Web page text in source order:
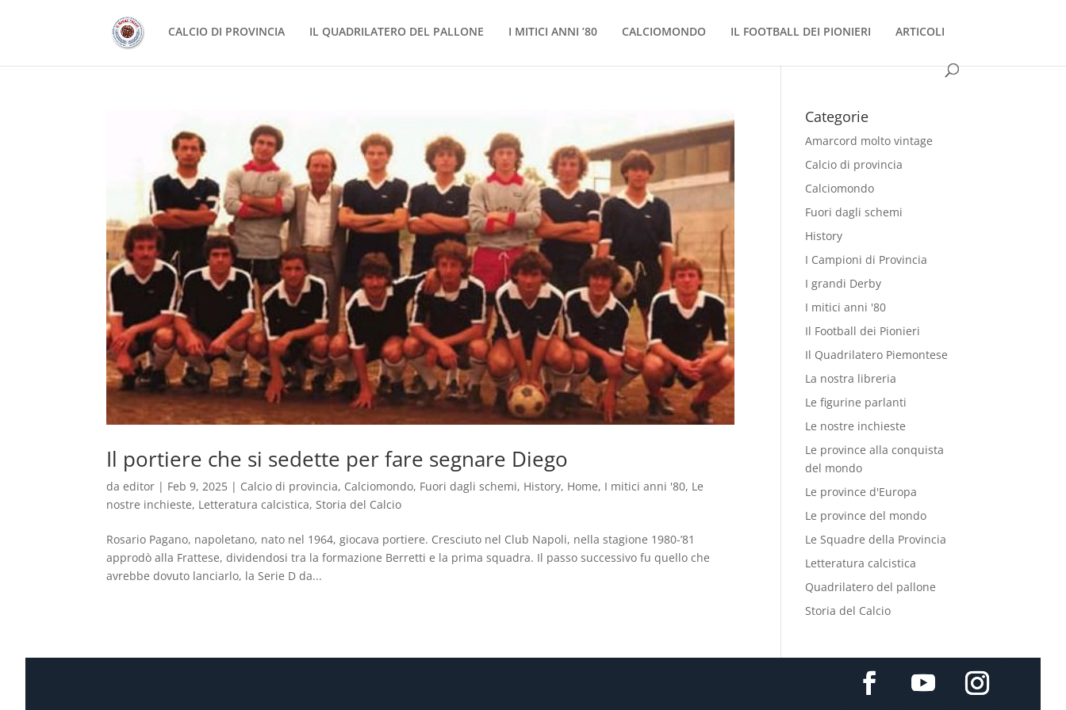
CALCIO DI PROVINCIA IL QUADRILATERO DEL PALLONE I MITICI ANNI ’80 CALCIOMONDO IL FOOTBALL DEI PIONIERI ARTICOLI
Il portiere che si sedette per fare segnare Diego
daeditor | Feb 9, 2025 | Calcio di provincia, Calciomondo, Fuori dagli schemi, History, Home, I mitici anni '80, Le
nostre inchieste, Letteratura calcistica,Storia del Calcio
Rosario Pagano, napoletano, nato nel 1964, giocava portiere. Cresciuto nel Club Napoli, nella stagione 1980-’81
approdò alla Frattese, dividendosi tra la formazione Berretti e la prima squadra. Il passo successivo fu quello che
avrebbe dovuto lanciarlo, la Serie D da...
Categorie
Amarcord molto vintage
Calcio di provincia
Calciomondo
Fuori dagli schemi
History
I Campioni di Provincia
I grandi Derby
I mitici anni '80
Il Football dei Pionieri
Il Quadrilatero Piemontese
La nostra libreria
Le figurine parlanti
Le nostre inchieste
Le province alla conquista
del mondo
Le province d'Europa
Le province del mondo
Le Squadre della Provincia
Letteratura calcistica
Quadrilatero del pallone
Storia del Calcio